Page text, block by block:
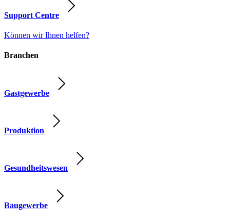
Support Centre
Können wir Ihnen helfen?
Branchen
Gastgewerbe
Produktion
Gesundheitswesen
Baugewerbe